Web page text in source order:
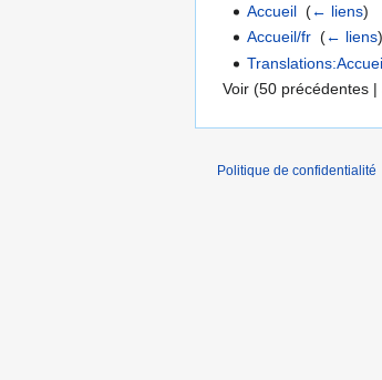
Accueil ‎(← liens)
Accueil/fr ‎(← liens)
Voir (50 précédentes |
Politique de confidentialité